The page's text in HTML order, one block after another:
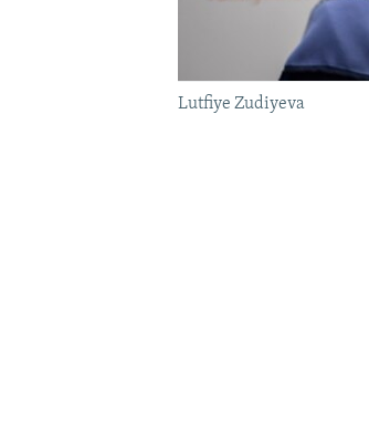
Lutfiye Zudiyeva